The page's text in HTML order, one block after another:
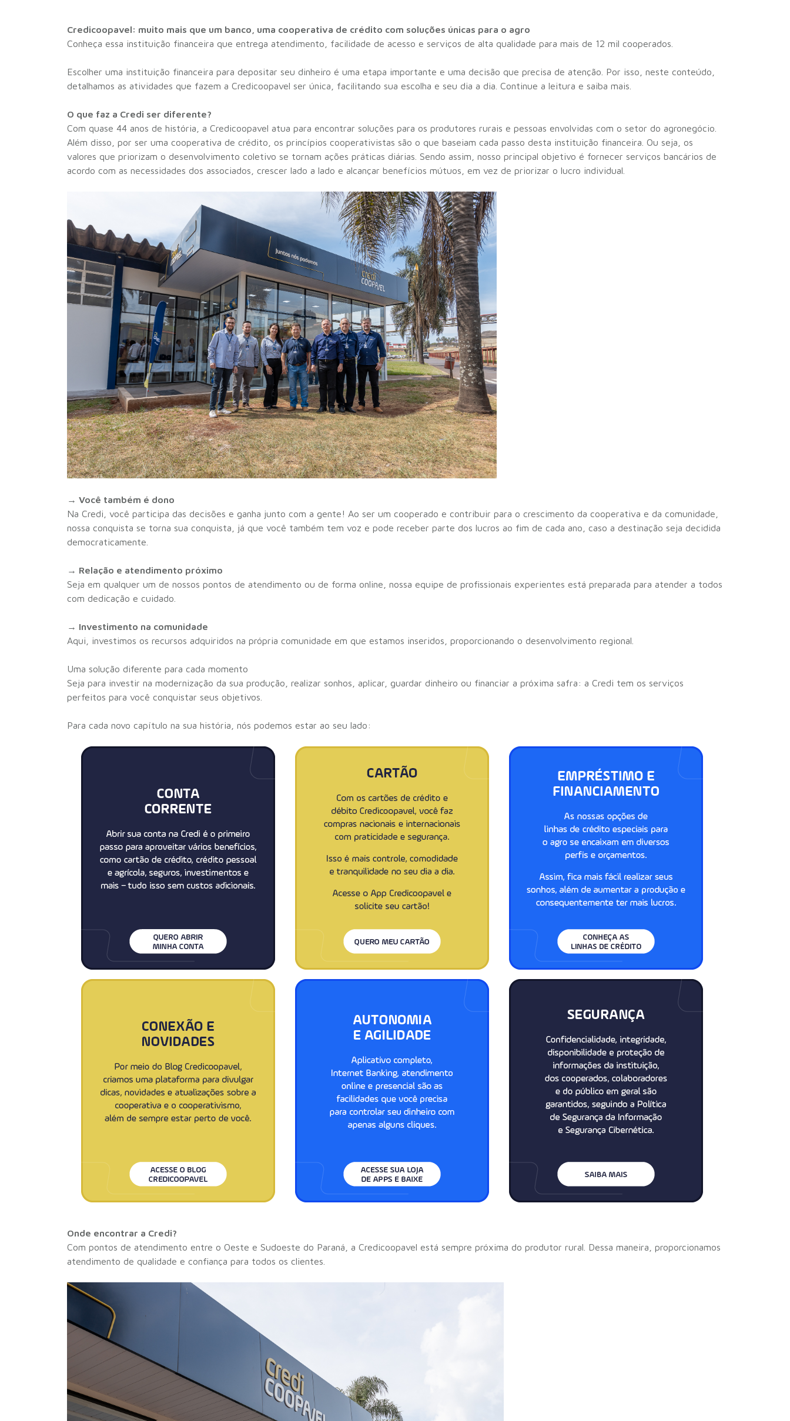
Credicoopavel: muito mais que um banco, uma cooperativa de crédito com soluções únicas para o agro
Conheça essa instituição financeira que entrega atendimento, facilidade de acesso e serviços de alta qualidade para mais de 12 mil cooperados.
Escolher uma instituição financeira para depositar seu dinheiro é uma etapa importante e uma decisão que precisa de atenção. Por isso, neste conteúdo,
detalhamos as atividades que fazem a Credicoopavel ser única, facilitando sua escolha e seu dia a dia. Continue a leitura e saiba mais.
O que faz a Credi ser diferente?
Com quase 44 anos de história, a Credicoopavel atua para encontrar soluções para os produtores rurais e pessoas envolvidas com o setor do agronegócio.
Além disso, por ser uma cooperativa de crédito, os princípios cooperativistas são o que baseiam cada passo desta instituição financeira. Ou seja, os
valores que priorizam o desenvolvimento coletivo se tornam ações práticas diárias. Sendo assim, nosso principal objetivo é fornecer serviços bancários de
acordo com as necessidades dos associados, crescer lado a lado e alcançar benefícios mútuos, em vez de priorizar o lucro individual.
→ Você também é dono
Na Credi, você participa das decisões e ganha junto com a gente! Ao ser um cooperado e contribuir para o crescimento da cooperativa e da comunidade,
nossa conquista se torna sua conquista, já que você também tem voz e pode receber parte dos lucros ao fim de cada ano, caso a destinação seja decidida
democraticamente.
→ Relação e atendimento próximo
Seja em qualquer um de nossos pontos de atendimento ou de forma online, nossa equipe de profissionais experientes está preparada para atender a todos
com dedicação e cuidado.
→ Investimento na comunidade
Aqui, investimos os recursos adquiridos na própria comunidade em que estamos inseridos, proporcionando o desenvolvimento regional.
Uma solução diferente para cada momento
Seja para investir na modernização da sua produção, realizar sonhos, aplicar, guardar dinheiro ou financiar a próxima safra: a Credi tem os serviços
perfeitos para você conquistar seus objetivos.
Para cada novo capítulo na sua história, nós podemos estar ao seu lado:
Onde encontrar a Credi?
Com pontos de atendimento entre o Oeste e Sudoeste do Paraná, a Credicoopavel está sempre próxima do produtor rural. Dessa maneira, proporcionamos
atendimento de qualidade e confiança para todos os clientes.